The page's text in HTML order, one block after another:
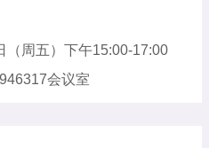
（周五）下午15:00-17:00
会议室